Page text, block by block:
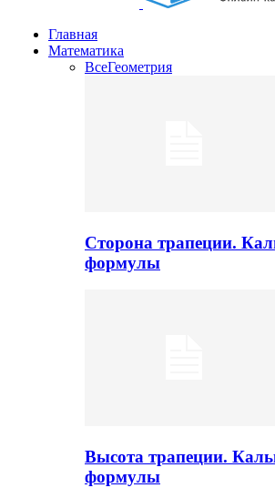
Главная
Математика
ВсеГеометрия
Сторона трапеции.
формулы
Высота трапеции.
формулы